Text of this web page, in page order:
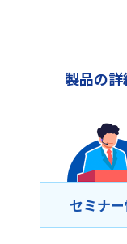
製品の
セミナ